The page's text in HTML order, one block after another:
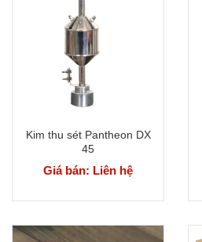
Kim thu sét Pantheon DX
45
Giá bán: Liên hệ